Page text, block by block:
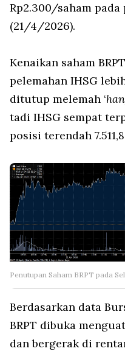
Rp2.300/saham pada
(21/4/2026).
Kenaikan saham
pelemahan IHSG
ditutup melemah ‘
tadi IHSG sempat
posisi terendah
Penutupan Saham BRPT pada
Berdasarkan data
BRPT dibuka
dan bergerak di